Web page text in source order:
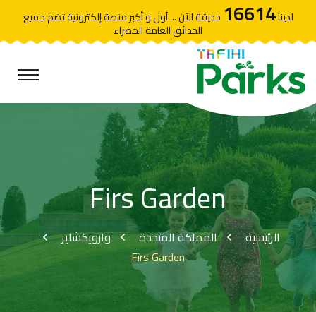
لدينا16614 حديقة الآن ... أول و أكبر منصة إلكترونية تضم جميع
الحدائق العامة الخضراء
Firs Garden
الرئيسية المملكة المتحدة
وارويكشاير
Firs Garden